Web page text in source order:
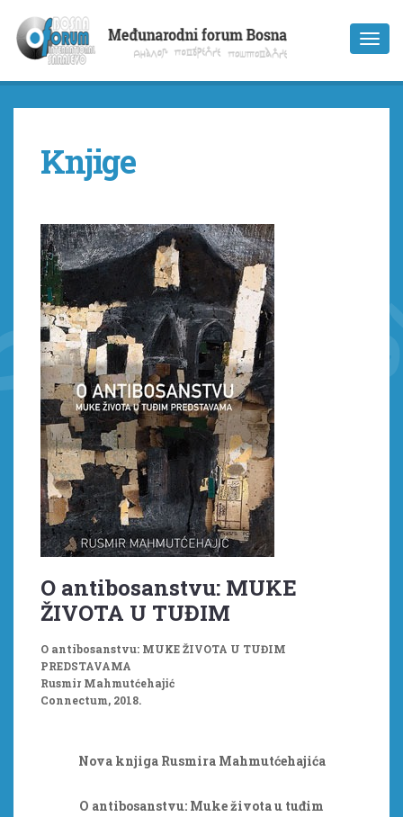
Knjige
O antibosanstvu: MUKE
ŽIVOTA U TUĐIM
PREDSTAVAMA
O antibosanstvu: MUKE ŽIVOTA U TUĐIM
PREDSTAVAMA
Rusmir Mahmutćehajić
Connectum, 2018.
Nova knjiga Rusmira Mahmutćehajića
O antibosanstvu: Muke života u tuđim